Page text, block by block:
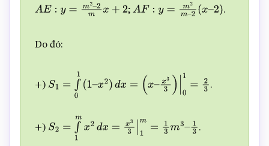
AE: y=m2 m +2 ;AF y=m2m–2( x–2 ) .
Do đó:
+) S1=∫0 1( 1– 2) dx=( x–x 33) 1 =2 3 .
+) S2=∫1 m x2 dx= x3 1 m= 13 m3–1 .